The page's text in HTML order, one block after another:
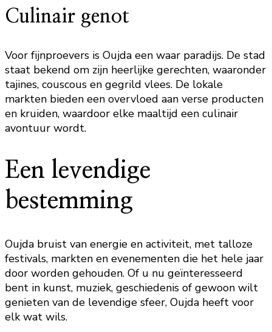
Culinair genot
Voor fijnproevers is Oujda een waar paradijs. De stad
staat bekend om zijn heerlijke gerechten, waaronder
tajines, couscous en gegrild vlees. De lokale
markten bieden een overvloed aan verse producten
en kruiden, waardoor elke maaltijd een culinair
avontuur wordt.
Een levendige
bestemming
Oujda bruist van energie en activiteit, met talloze
festivals, markten en evenementen die het hele jaar
door worden gehouden. Of u nu geïnteresseerd
bent in kunst, muziek, geschiedenis of gewoon wilt
genieten van de levendige sfeer, Oujda heeft voor
elk wat wils.